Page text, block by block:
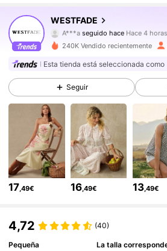
WESTFADE
4,80 451K Seguidores
A***a seguido hace
g***e está navegando
4,80
451K Seguidores
4,80 451K Seguidores
4,80 451K Seguidores
4,80 451K Seguidores
451K Seguidores
240K Vendido recientemente
Esta tienda está seleccionada como
Seguir
17,49€ 16,49€ 13,49€
4,72 (40)
Pequeña
La talla